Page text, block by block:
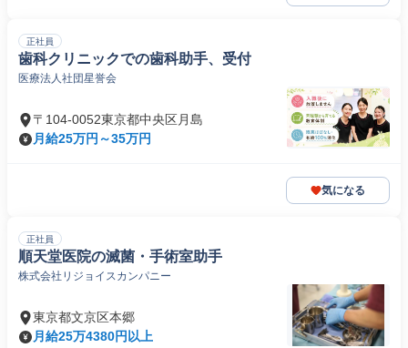
正社員
歯科クリニックでの歯科助手、受付
医療法人社団星誉会
〒104-0052東京都中央区月島
月給25万円～35万円
気になる
正社員
順天堂医院の滅菌・手術室助手
株式会社リジョイスカンパニー
東京都文京区本郷
月給25万4380円以上